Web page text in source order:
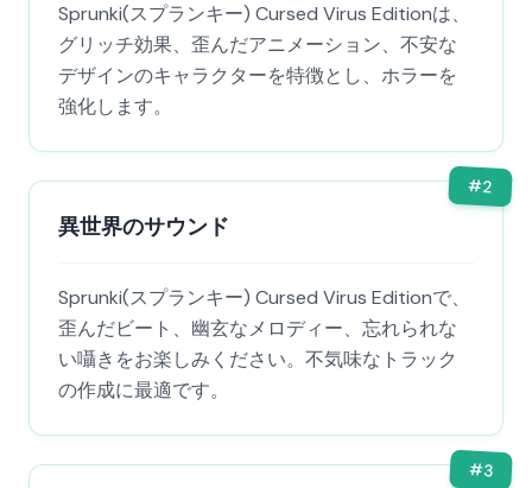
Sprunki(スプランキー) Cursed Virus Editionは、
グリッチ効果、歪んだアニメーション、不安な
デザインのキャラクターを特徴とし、ホラーを
強化します。
#2
異世界のサウンド
Sprunki(スプランキー) Cursed Virus Editionで、
歪んだビート、幽玄なメロディー、忘れられな
い囁きをお楽しみください。不気味なトラック
の作成に最適です。
#3